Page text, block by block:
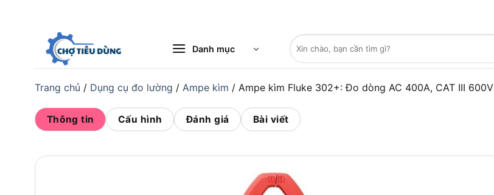
Danh mục
Tìm
kiếm:
Trang chủ / Dụng cụ đo lường / Ampe kìm / Ampe kìm Fluke 302+: Đo dòng AC 400A, CAT III 600V
Thông tin Cấu hình Đánh giá Bài viết